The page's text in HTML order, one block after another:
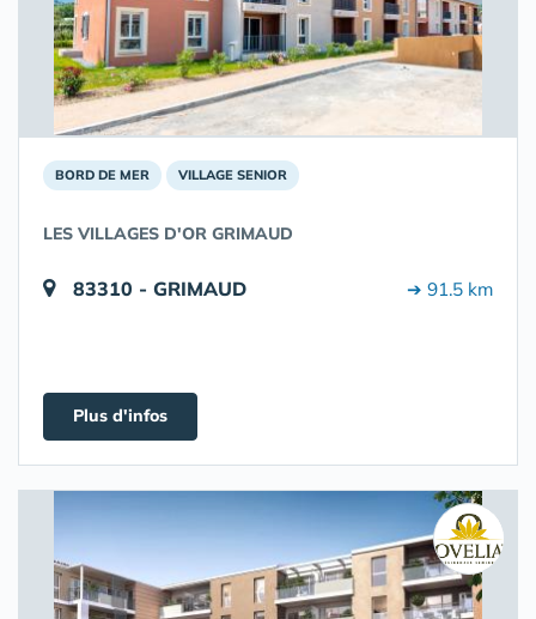
BORD DE MER VILLAGE SENIOR
LES VILLAGES D'OR GRIMAUD
83310 - GRIMAUD ➔ 91.5 km
Plus d'infos